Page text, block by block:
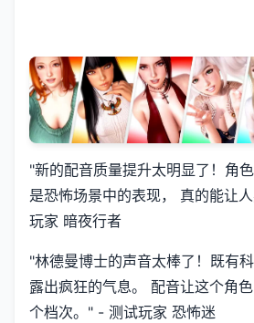
"新的配音质量提升太明显了！角
是恐怖场景中的表现， 真的能让
玩家 暗夜行者
"林德曼博士的声音太棒了！既有
露出疯狂的气息。 配音让这个角
个档次。" - 测试玩家 恐怖迷